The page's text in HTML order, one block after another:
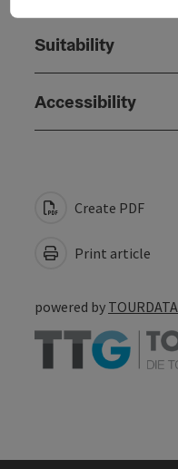
Suitability
Accessibility
Create PDF
Print article
powered by TOURDATA